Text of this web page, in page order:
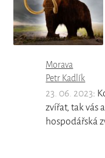
Morava
Petr Kadlík
23. 06. 2023:
zvířat, tak vás
hospodářská